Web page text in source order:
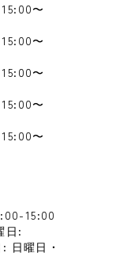
15:00〜
15:00〜
15:00〜
15:00〜
15:00〜
15:00
日:
日曜日・